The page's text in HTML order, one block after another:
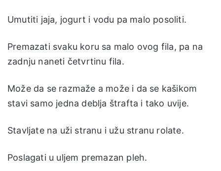
Umutiti jaja, jogurt i vodu pa malo posoliti.
Premazati svaku koru sa malo ovog fila, pa na
zadnju naneti četvrtinu fila.
Može da se razmaže a može i da se kašikom
stavi samo jedna deblja štrafta i tako uvije.
Stavljate na uži stranu i užu stranu rolate.
Poslagati u uljem premazan pleh.